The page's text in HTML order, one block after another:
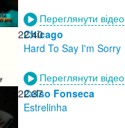
Переглянути відео
22:40
Chicago
Hard To Say I'm Sorry
Переглянути відео
22:37
Celso Fonseca
Estrelinha